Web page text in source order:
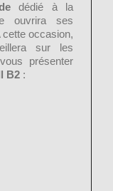
dédié à la
ouvrira ses
occasion,
sur les
présenter
B2 :